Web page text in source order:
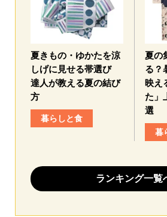
夏きもの・ゆかたを涼
しげに見せる帯選び
達人が教える夏の結び
方
暮らしと食
夏の
る？
映え
た」
選
暮
ランキング一覧